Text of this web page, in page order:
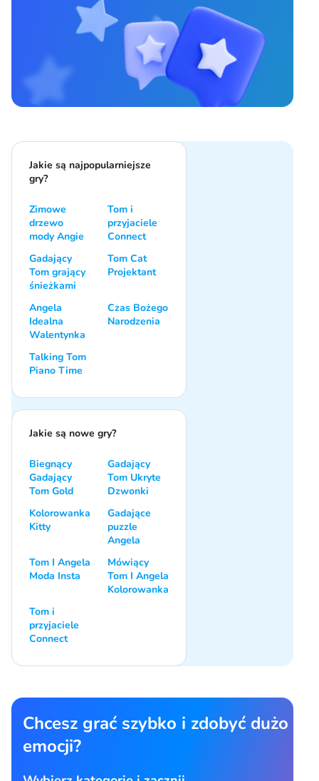
Jakie są najpopularniejsze
gry?
Zimowe
drzewo
mody Angie
Tom i
przyjaciele
Connect
Gadający
Tom grający
śnieżkami
Tom Cat
Projektant
Angela
Idealna
Walentynka
Czas Bożego
Narodzenia
Talking Tom
Piano Time
Jakie są nowe gry?
Biegnący
Gadający
Tom Gold
Gadający
Tom Ukryte
Dzwonki
Kolorowanka
Kitty
Gadające
puzzle
Angela
Tom I Angela
Moda Insta
Mówiący
Tom I Angela
Kolorowanka
Tom i
przyjaciele
Connect
Chcesz grać szybko i zdobyć dużo
emocji?